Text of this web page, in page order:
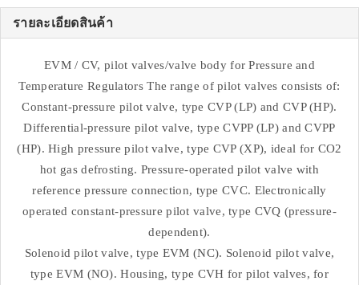
รายละเอียดสินค้า
EVM / CV, pilot valves/valve body for Pressure and
Temperature Regulators The range of pilot valves consists of:
Constant-pressure pilot valve, type CVP (LP) and CVP (HP).
Differential-pressure pilot valve, type CVPP (LP) and CVPP
(HP). High pressure pilot valve, type CVP (XP), ideal for CO2
hot gas defrosting. Pressure-operated pilot valve with
reference pressure connection, type CVC. Electronically
operated constant-pressure pilot valve, type CVQ (pressure-
dependent).
Solenoid pilot valve, type EVM (NC). Solenoid pilot valve,
type EVM (NO). Housing, type CVH for pilot valves, for